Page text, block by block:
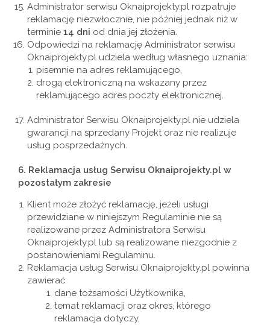
Administrator serwisu Oknaiprojekty.pl rozpatruje
reklamację niezwłocznie, nie później jednak niż w
terminie 14 dni od dnia jej złożenia.
Odpowiedzi na reklamację Administrator serwisu
Oknaiprojekty.pl udziela według własnego uznania:
pisemnie na adres reklamującego,
drogą elektroniczną na wskazany przez
reklamującego adres poczty elektronicznej.
Administrator Serwisu Oknaiprojekty.pl nie udziela
gwarancji na sprzedany Projekt oraz nie realizuje
usług posprzedażnych.
6. Reklamacja usług Serwisu Oknaiprojekty.pl w
pozostałym zakresie
Klient może złożyć reklamację, jeżeli usługi
przewidziane w niniejszym Regulaminie nie są
realizowane przez Administratora Serwisu
Oknaiprojekty.pl lub są realizowane niezgodnie z
postanowieniami Regulaminu.
Reklamacja usług Serwisu Oknaiprojekty.pl powinna
zawierać:
dane tożsamości Użytkownika,
temat reklamacji oraz okres, którego
reklamacja dotyczy,